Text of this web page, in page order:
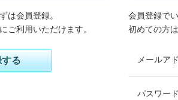
会員登録で
初めての方
メールア
パスワード
は会員登録。
ご利用いただけます。
る